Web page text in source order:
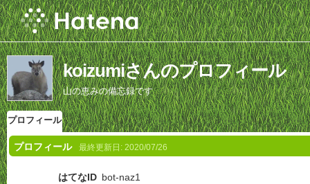
koizumiさんのプロフィール
山の恵みの備忘録です
プロフィール
プロフィール 最終更新日: 2020/07/26
はてなID bot-naz1